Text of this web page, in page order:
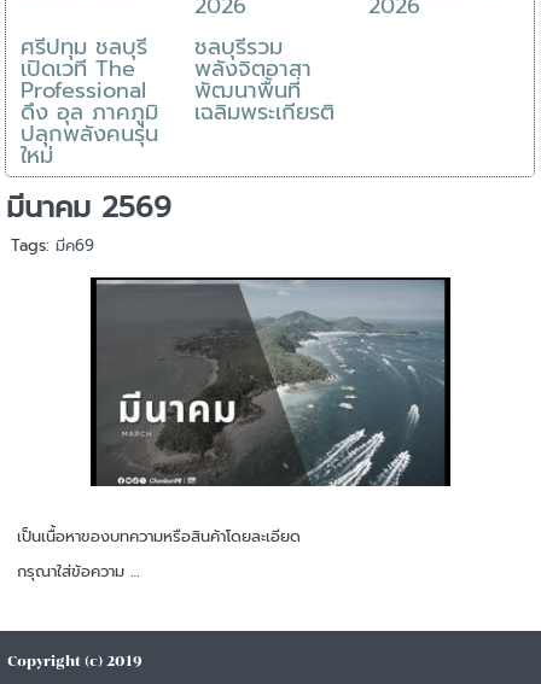
ศรีปทุม ชลบุรี
เปิดเวที The
Professional
ดึง อุล ภาคภูมิ
ปลุกพลังคนรุ่น
ใหม่
ชลบุรีรวม
พลังจิตอาสา
พัฒนาพื้นที่
เฉลิมพระเกียรติ
มีนาคม 2569
Tags: มีค69
เป็นเนื้อหาของบทความหรือสินค้าโดยละเอียด
กรุณาใส่ข้อความ …
Copyright (c) 2019